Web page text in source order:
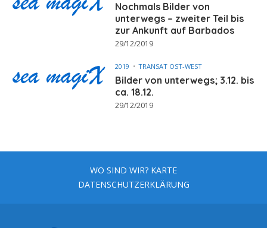
Nochmals Bilder von
unterwegs – zweiter Teil bis
zur Ankunft auf Barbados
29/12/2019
2019 TRANSAT OST-WEST
Bilder von unterwegs; 3.12. bis
ca. 18.12.
29/12/2019
WO SIND WIR? KARTE
DATENSCHUTZERKLÄRUNG